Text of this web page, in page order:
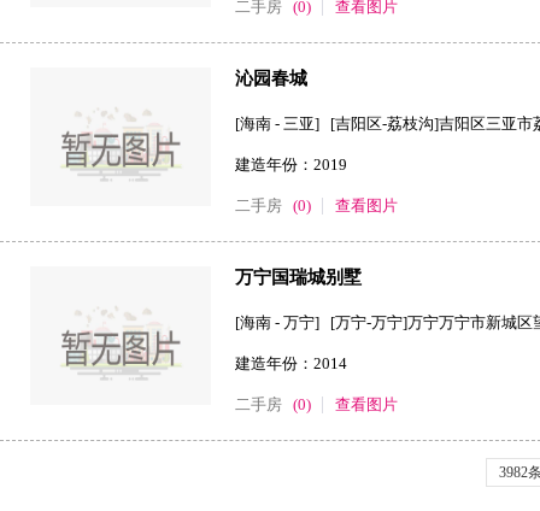
二手房 (0) 查看图片
沁园春城
[海南 - 三亚] [吉阳区-荔枝沟]吉阳区三亚市
建造年份：2019
二手房 (0) 查看图片
万宁国瑞城别墅
[海南 - 万宁] [万宁-万宁]万宁万宁市新城区
建造年份：2014
二手房 (0) 查看图片
3982